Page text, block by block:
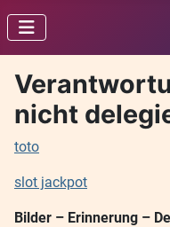
nicht
toto
slot jackpot
Bilder – Erinnerung –